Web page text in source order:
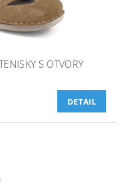
S OTVORY
DETAIL